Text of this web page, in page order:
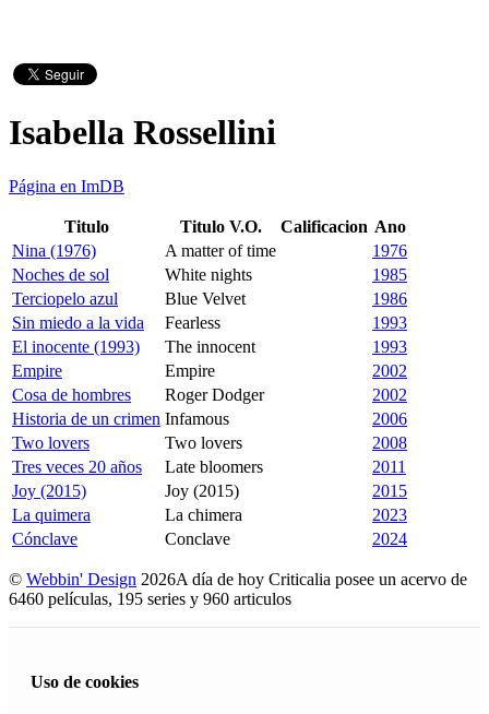
Isabella Rossellini
Página en ImDB
Titulo Titulo V.O. Calificacion Ano
Nina (1976)
A matter of time
1976
Noches de sol
White nights
1985
Terciopelo azul
Blue Velvet
1986
Sin miedo a la vida
Fearless
1993
El inocente (1993)
The innocent
1993
Empire
Empire
2002
Cosa de hombres
Roger Dodger
2002
Historia de un crimen Infamous
2006
Two lovers
Two lovers
2008
Tres veces 20 años
Late bloomers
2011
Joy (2015)
Joy (2015)
2015
La quimera
La chimera
2023
Cónclave
Conclave 2024
© Webbin' Design 2026A día de hoy Criticalia posee un acervo de
6460 películas, 195 series y 960 articulos
Uso de cookies